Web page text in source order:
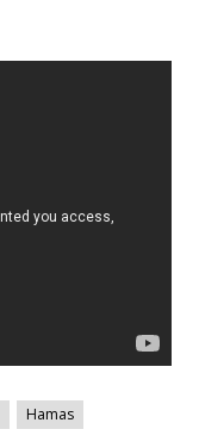
Hamas